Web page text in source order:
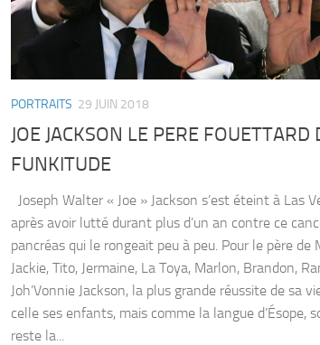
PORTRAITS 29 JUIN 2018
JOE JACKSON LE PERE FOUETTARD
FUNKITUDE
Joseph Walter « Joe » Jackson s’est éteint à Las
après avoir lutté durant plus d’un an contre ce
pancréas qui le rongeait peu à peu. Pour le père de
Jackie, Tito, Jermaine, La Toya, Marlon, Brandon,
Joh’Vonnie Jackson, la plus grande réussite de sa
celle ses enfants, mais comme la langue d’Ésope,
reste la...